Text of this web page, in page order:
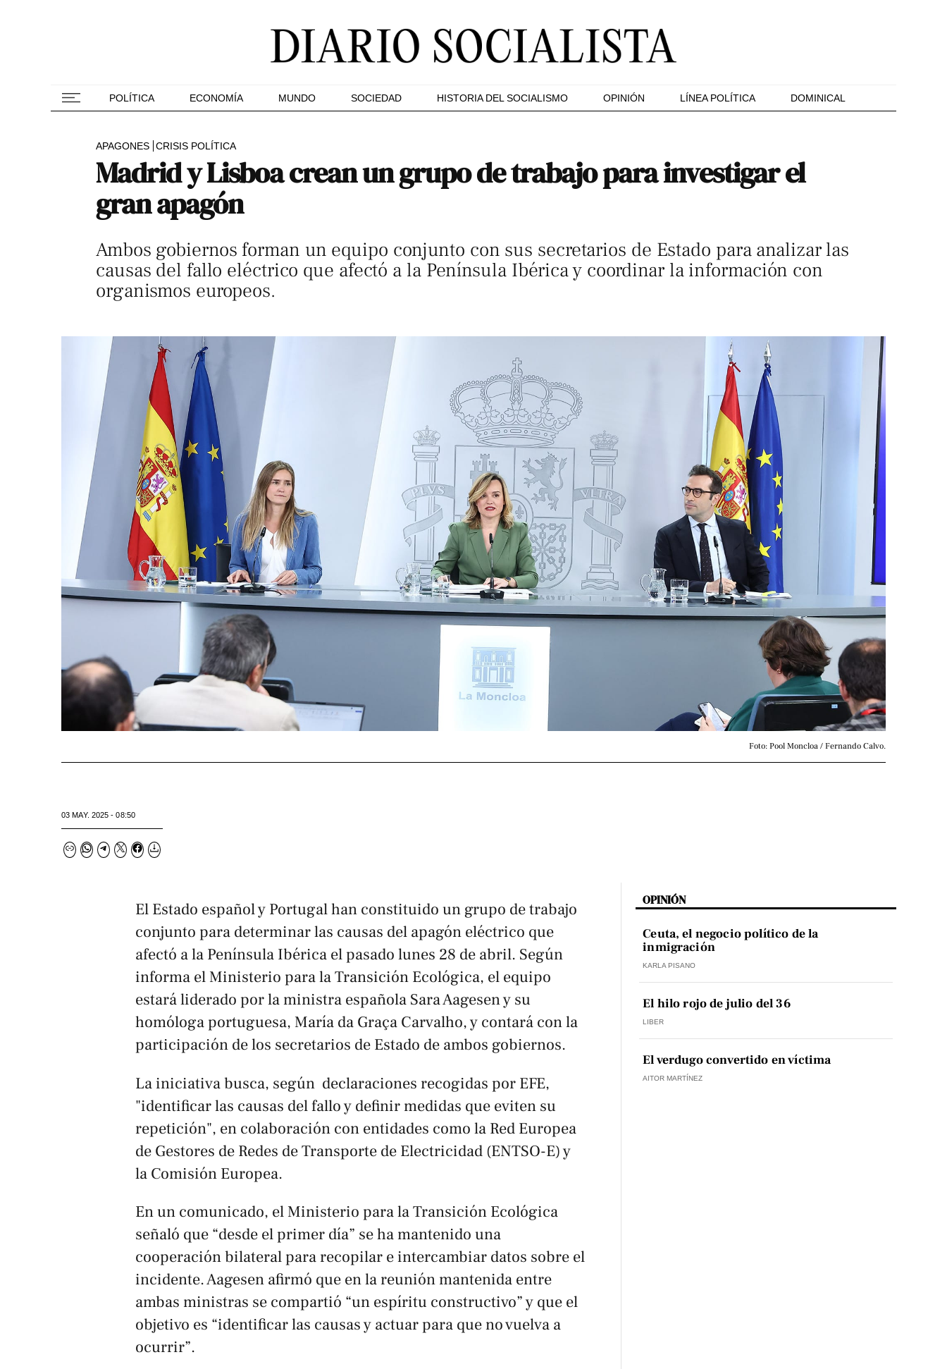
POLÍTICA ECONOMÍA MUNDO SOCIEDAD HISTORIA DEL SOCIALISMO OPINIÓN LÍNEA POLÍTICA DOMINICAL
APAGONES CRISIS POLÍTICA
Madrid y Lisboa crean un grupo de trabajo para investigar el
gran apagón
Ambos gobiernos forman un equipo conjunto con sus secretarios de Estado para analizar las
causas del fallo eléctrico que afectó a la Península Ibérica y coordinar la información con
organismos europeos.
Foto: Pool Moncloa / Fernando Calvo.
03 MAY. 2025 - 08:50
El Estado español y Portugal han constituido un grupo de trabajo
conjunto para determinar las causas del apagón eléctrico que
afectó a la Península Ibérica el pasado lunes 28 de abril. Según
informa el Ministerio para la Transición Ecológica, el equipo
estará liderado por la ministra española Sara Aagesen y su
homóloga portuguesa, María da Graça Carvalho, y contará con la
participación de los secretarios de Estado de ambos gobiernos.
La iniciativa busca, según declaraciones recogidas por EFE,
"identificar las causas del fallo y definir medidas que eviten su
repetición", en colaboración con entidades como la Red Europea
de Gestores de Redes de Transporte de Electricidad (ENTSO-E) y
la Comisión Europea.
En un comunicado, el Ministerio para la Transición Ecológica
señaló que “desde el primer día” se ha mantenido una
cooperación bilateral para recopilar e intercambiar datos sobre el
incidente. Aagesen afirmó que en la reunión mantenida entre
ambas ministras se compartió “un espíritu constructivo” y que el
objetivo es “identificar las causas y actuar para que no vuelva a
ocurrir”.
OPINIÓN
Ceuta, el negocio político de la
inmigración
KARLA PISANO
El hilo rojo de julio del 36
LIBER
El verdugo convertido en víctima
AITOR MARTÍNEZ